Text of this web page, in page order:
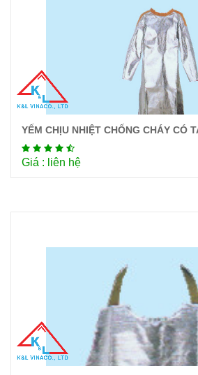
Chi tiết
YẾM CHỊU NHIỆT CHỐNG CHÁY CÓ
Giá : liên hệ